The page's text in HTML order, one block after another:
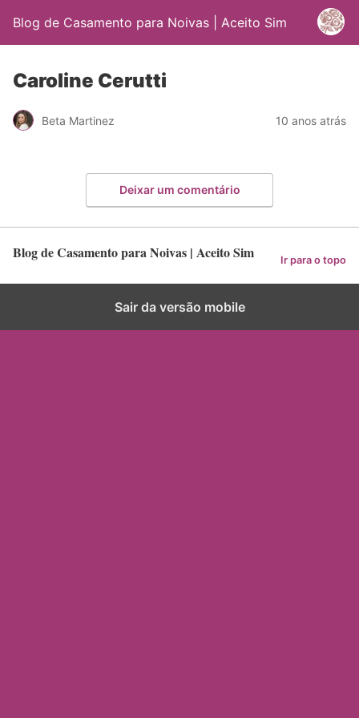
Blog de Casamento para Noivas | Aceito Sim
Caroline Cerutti
Beta Martinez 10 anos atrás
Deixar um comentário
Blog de Casamento para Noivas | Aceito Sim Ir para o topo
Sair da versão mobile